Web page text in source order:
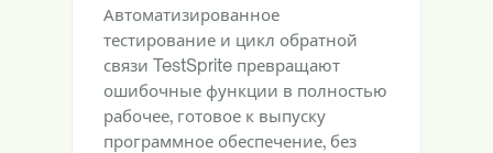
Автоматизированное
тестирование и цикл обратной
связи TestSprite превращают
ошибочные функции в полностью
рабочее, готовое к выпуску
программное обеспечение, без